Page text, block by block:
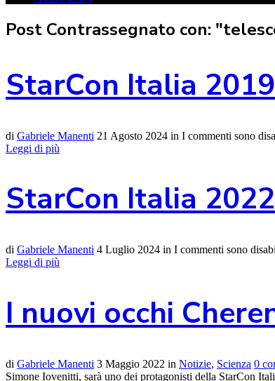
Post Contrassegnato con:
StarCon Italia
di Gabriele Manenti 21 Agosto 2024 in I commenti sono
Leggi di più
StarCon Italia
di Gabriele Manenti 4 Luglio 2024 in I commenti sono
Leggi di più
I nuovi occhi
di Gabriele Manenti 3 Maggio 2022 in Notizie, Scienza 0
Simone Iovenitti, sarà uno dei protagonisti della StarCon